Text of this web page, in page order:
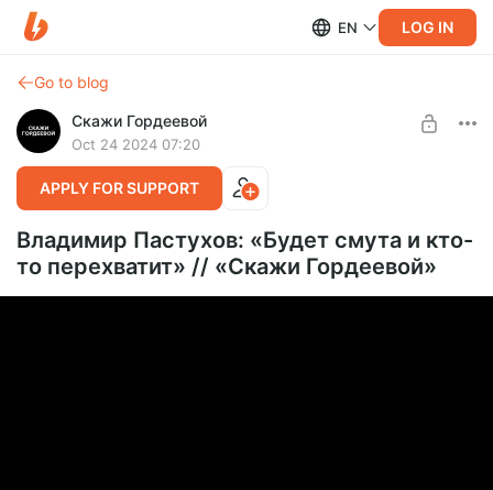
EN LOG IN
Go to blog
Скажи Гордеевой
Oct 24 2024 07:20
APPLY FOR SUPPORT
Владимир Пастухов: «Будет смута и кто-
то перехватит» // «Скажи Гордеевой»